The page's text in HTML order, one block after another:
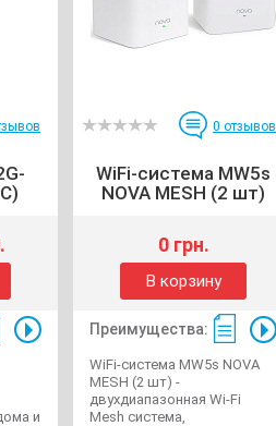
и
0 отзывов
WiFi-система MW5s
NOVA MESH (2 шт)
0 грн.
В корзину
Преимущества:
WiFi-система MW5s NOVA
MESH (2 шт) -
двухдиапазонная Wi-Fi
Mesh система,